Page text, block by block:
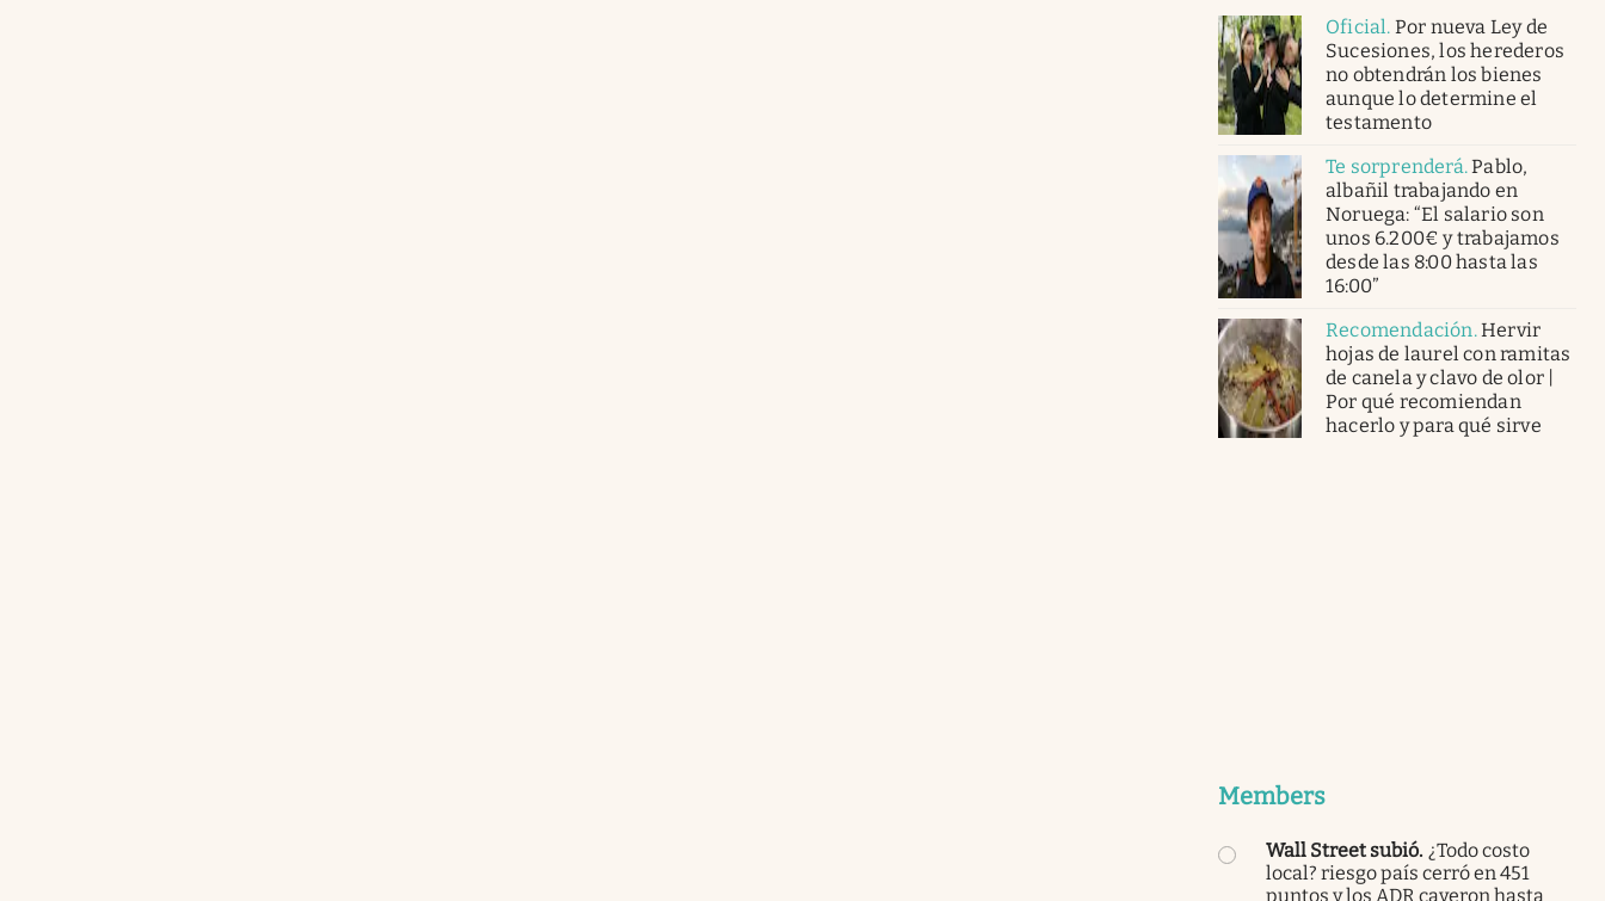
Oficial. Por nueva Ley de
Sucesiones, los herederos
no obtendrán los bienes
aunque lo determine el
testamento
Te sorprenderá.Pablo,
albañil trabajando en
Noruega: “El salario son
unos 6.200€ y trabajamos
desde las 8:00 hasta las
16:00”
Recomendación.Hervir
hojas de laurel con ramitas
de canela y clavo de olor |
Por qué recomiendan
hacerlo y para qué sirve
Members
Wall Street subió. ¿Todo costo
local? riesgo país cerró en 451
puntos y los ADR cayeron hasta